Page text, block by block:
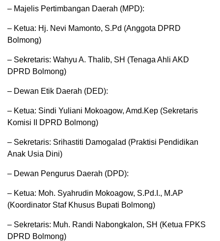
– Majelis Pertimbangan Daerah (MPD):
– Ketua: Hj. Nevi Mamonto, S.Pd (Anggota DPRD
Bolmong)
– Sekretaris: Wahyu A. Thalib, SH (Tenaga Ahli AKD
DPRD Bolmong)
– Dewan Etik Daerah (DED):
– Ketua: Sindi Yuliani Mokoagow, Amd.Kep (Sekretaris
Komisi II DPRD Bolmong)
– Sekretaris: Srihastiti Damogalad (Praktisi Pendidikan
Anak Usia Dini)
– Dewan Pengurus Daerah (DPD):
– Ketua: Moh. Syahrudin Mokoagow, S.Pd.I., M.AP
(Koordinator Staf Khusus Bupati Bolmong)
– Sekretaris: Muh. Randi Nabongkalon, SH (Ketua FPKS
DPRD Bolmong)